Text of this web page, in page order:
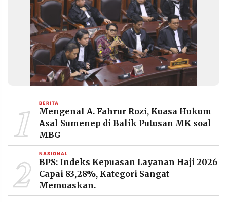
1 BERITA
Mengenal A. Fahrur Rozi, Kuasa Hukum
Asal Sumenep di Balik Putusan MK soal
MBG
2 NASIONAL
BPS: Indeks Kepuasan Layanan Haji 2026
Capai 83,28%, Kategori Sangat
Memuaskan.